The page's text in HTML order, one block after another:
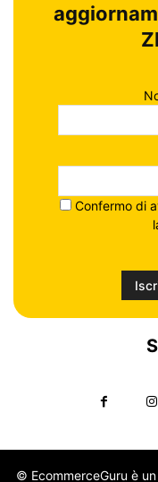
Confermo di
© EcommerceGuru è